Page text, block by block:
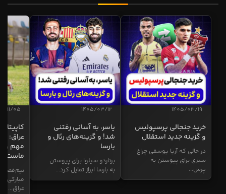
1405/03/19
خرید جنجالی پرسپولیس
و گزینه جدید استقلال
در حالی که آریا یوسفی چراغ
سبزی برای پیوستن به
پرس...
1405/03/12
یاسر، به آسانی رفتنی
شد! و گزینه‌های رئال و
بارسا
برناردو سیلوا برای پیوستن
به بارسا ابراز تمایل کرد...
11/05
عراق:
مهم و
ماست
نیم‌فصل
مبارکی
عراق...